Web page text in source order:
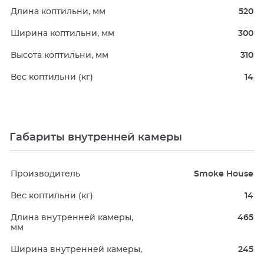
Длина коптильни, мм 520
Ширина коптильни, мм 300
Высота коптильни, мм 310
Вес коптильни (кг) 14
Габариты внутренней камеры
Производитель Smoke House
Вес коптильни (кг) 14
Длина внутренней камеры,
мм
465
Ширина внутренней камеры,
245